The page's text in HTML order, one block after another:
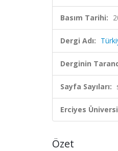
Basım Tarihi:
Dergi Adı:
Derginin
Sayfa Sayıları:
Erciyes
Özet